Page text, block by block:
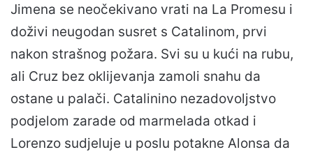
Jimena se neočekivano vrati na La Promesu i
doživi neugodan susret s Catalinom, prvi
nakon strašnog požara. Svi su u kući na rubu,
ali Cruz bez oklijevanja zamoli snahu da
ostane u palači. Catalinino nezadovoljstvo
podjelom zarade od marmelada otkad i
Lorenzo sudjeluje u poslu potakne Alonsa da